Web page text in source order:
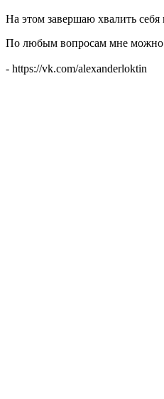
На этом завершаю хвалить себя
По любым вопросам мне можно
- https://vk.com/alexanderloktin